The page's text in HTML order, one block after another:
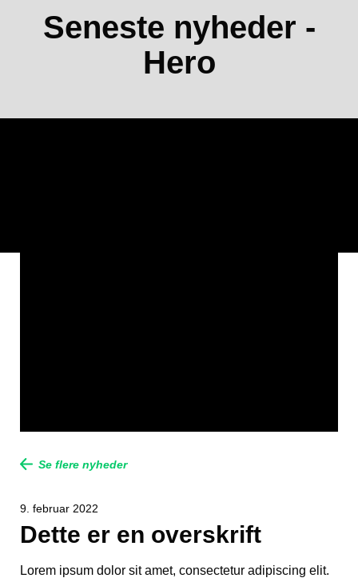
Seneste nyheder -
Hero
Se flere nyheder
9. februar 2022
Dette er en overskrift
Lorem ipsum dolor sit amet, consectetur adipiscing elit.